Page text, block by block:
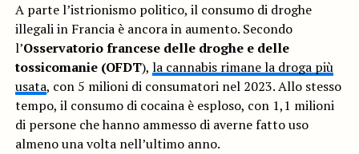
A parte l’istrionismo politico, il consumo di droghe
illegali in Francia è ancora in aumento. Secondo
l’Osservatorio francese delle droghe e delle
tossicomanie (OFDT), la cannabis rimane la droga più
usata, con 5 milioni di consumatori nel 2023. Allo stesso
tempo, il consumo di cocaina è esploso, con 1,1 milioni
di persone che hanno ammesso di averne fatto uso
almeno una volta nell’ultimo anno.